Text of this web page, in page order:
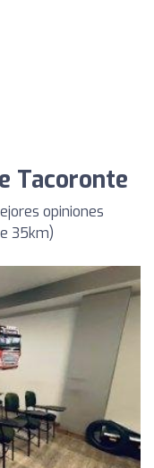
Tacoronte
opiniones
35km)